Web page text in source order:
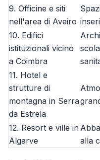
9. Officine e siti
nell'area di Aveiro
10. Edifici
istituzionali vicino
a Coimbra
11. Hotel e
strutture di
montagna in Serra
da Estrela
12. Resort e ville in
Algarve
alla